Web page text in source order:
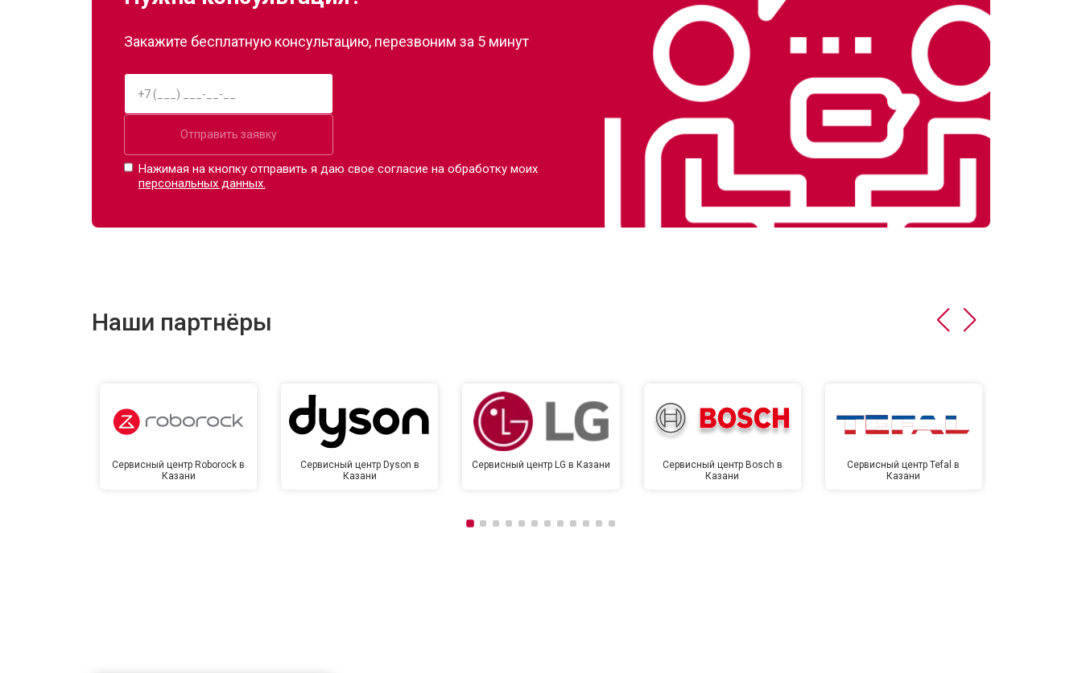
Закажите бесплатную консультацию, перезвоним за 5 минут
Отправить заявку
Нажимая на кнопку отправить я даю свое согласие на обработку моих
персональных данных.
Наши партнёры
Сервисный центр Roborock в
Казани
Сервисный центр Dyson в
Казани
Сервисный центр LG в Казани
Сервисный центр Bosch в
Казани
Сервисный центр Tefal в
Казани